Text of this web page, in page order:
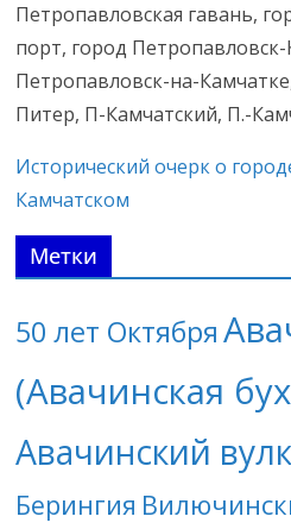
Петропавловская гавань,
порт, город
Петропавловск-на-
Питер, П-Камчатский, П.-
Исторический очерк о
Камчатском
Метки
50 лет Октября
(Авачинская
Авачинский
Берингия